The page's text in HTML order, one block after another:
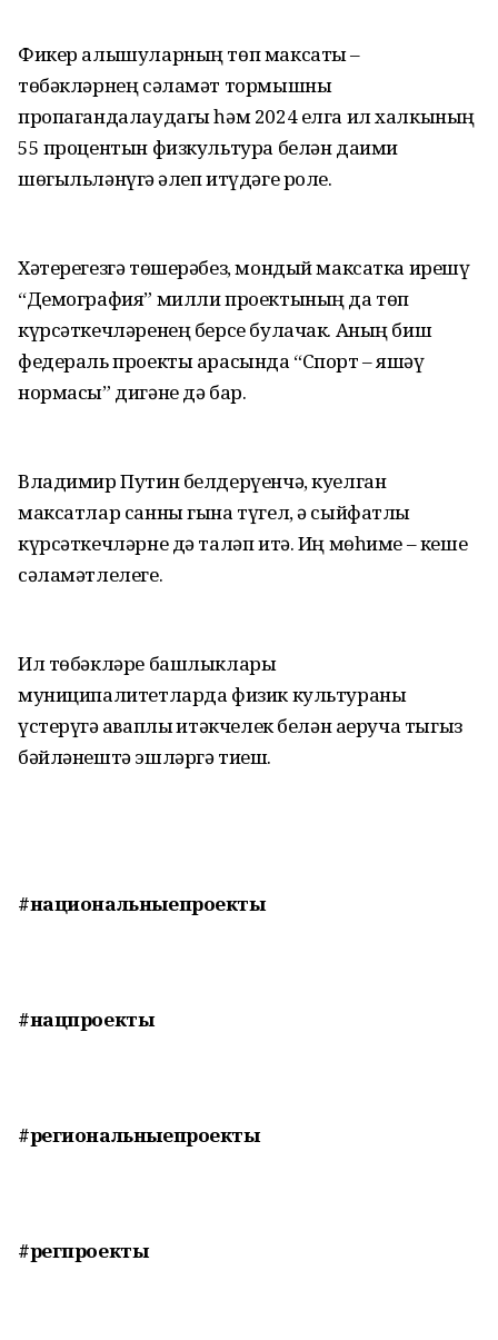
Фикер алышуларның төп максаты –
төбәкләрнең сәламәт тормышны
пропагандалаудагы һәм 2024 елга ил халкының
55 процентын физкультура белән даими
шөгыльләнүгә җәлеп итүдәге роле.
Хәтерегезгә төшерәбез, мондый максатка ирешү
“Демография” милли проектының да төп
күрсәткечләренең берсе булачак. Аның биш
федераль проекты арасында “Спорт – яшәү
нормасы” дигәне дә бар.
Владимир Путин белдерүенчә, куелган
максатлар санны гына түгел, ә сыйфатлы
күрсәткечләрне дә таләп итә. Иң мөһиме – кеше
сәламәтлелеге.
Ил төбәкләре башлыклары
муниципалитетларда физик культураны
үстерүгә җаваплы җитәкчелек белән аеруча тыгыз
бәйләнештә эшләргә тиеш.
#национальныепроекты
#нацпроекты
#региональныепроекты
#регпроекты